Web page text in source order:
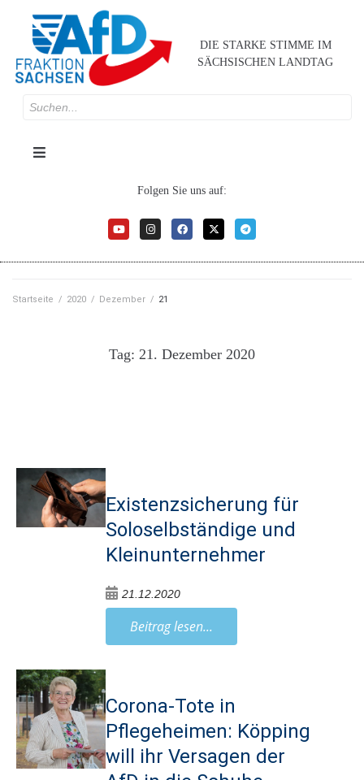
DIE STARKE STIMME IM
SÄCHSISCHEN LANDTAG
Folgen Sie uns auf:
Startseite / 2020 / Dezember / 21
Tag: 21. Dezember 2020
Existenzsicherung für
Soloselbständige und
Kleinunternehmer
21.12.2020
Beitrag lesen...
Corona-Tote in
Pflegeheimen: Köpping
will ihr Versagen der